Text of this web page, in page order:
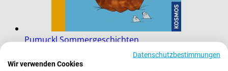
Pumuckl Sommergeschichten
Inkl. 7% Steuern
Datenschutzbestimmungen
Wir verwenden Cookies